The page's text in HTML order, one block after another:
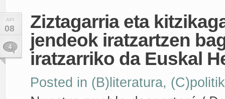
API
08
4
Ziztagarria eta
jendeok iratzartzen
iratzarriko da Euskal
Posted in (B)literatura,